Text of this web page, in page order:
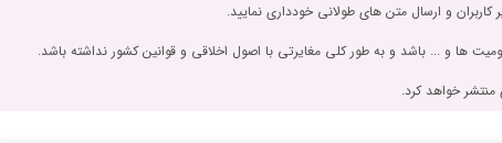
کاربران و ارسال متن های طولانی خودداری نمایید.
ها و ... باشد و به طور کلی مغایرتی با اصول اخلاقی و قوانین کشور نداشته باشد.
خواهد کرد.